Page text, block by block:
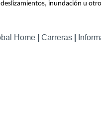
inundación u
Home Carreras